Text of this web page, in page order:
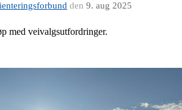
den 9. aug 2025
med veivalgsutfordringer.